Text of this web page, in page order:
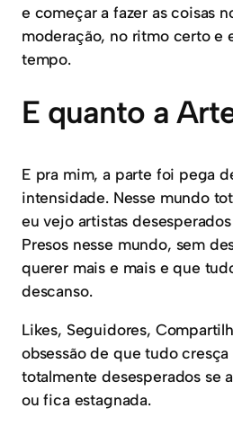
e começar a fazer as coisas
moderação, no ritmo certo e
tempo.
E quanto a
E pra mim, a parte foi pega
intensidade. Nesse mundo
eu vejo artistas
Presos nesse mundo, sem
querer mais e mais e que
descanso.
Likes, Seguidores,
obsessão de que tudo
totalmente desesperados se
ou fica estagnada.